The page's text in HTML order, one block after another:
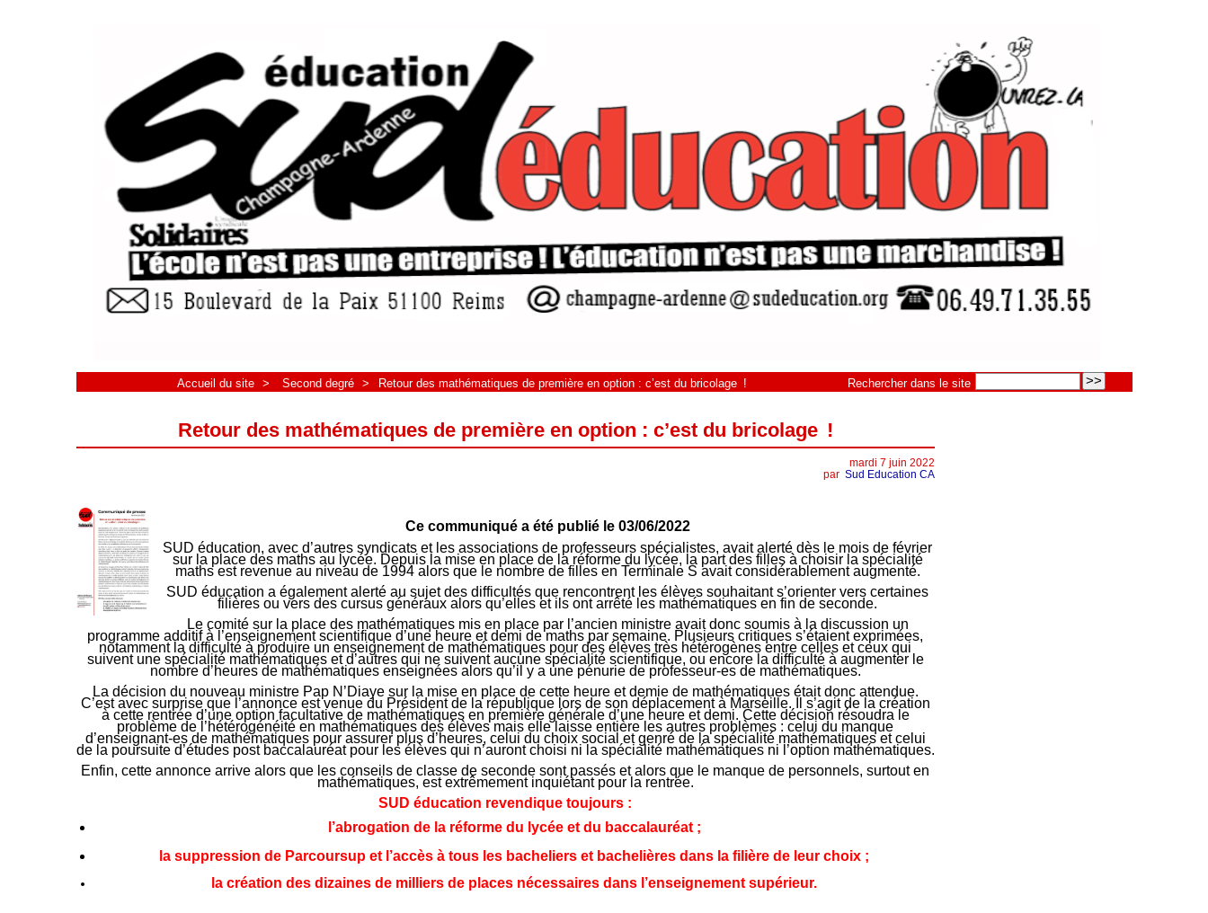
Rechercher dans le site
Accueil du site > Second degré > Retour des mathématiques de première en option : c’est du bricolage !
Retour des mathématiques de première en option : c’est du bricolage !
mardi 7 juin 2022
par Sud Education CA
Ce communiqué a été publié le 03/06/2022
SUD éducation, avec d’autres syndicats et les associations de professeurs spécialistes, avait alerté dès le mois de février
sur la place des maths au lycée. Depuis la mise en place de la réforme du lycée, la part des filles à choisir la spécialité
maths est revenue au niveau de 1994 alors que le nombre de filles en Terminale S avait considérablement augmenté.
SUD éducation a également alerté au sujet des difficultés que rencontrent les élèves souhaitant s’orienter vers certaines
filières ou vers des cursus généraux alors qu’elles et ils ont arrêté les mathématiques en fin de seconde.
Le comité sur la place des mathématiques mis en place par l’ancien ministre avait donc soumis à la discussion un
programme additif à l’enseignement scientifique d’une heure et demi de maths par semaine. Plusieurs critiques s’étaient exprimées,
notamment la difficulté à produire un enseignement de mathématiques pour des élèves très hétérogènes entre celles et ceux qui
suivent une spécialité mathématiques et d’autres qui ne suivent aucune spécialité scientifique, ou encore la difficulté à augmenter le
nombre d’heures de mathématiques enseignées alors qu’il y a une pénurie de professeur-es de mathématiques.
La décision du nouveau ministre Pap N’Diaye sur la mise en place de cette heure et demie de mathématiques était donc attendue.
C’est avec surprise que l’annonce est venue du Président de la république lors de son déplacement à Marseille. Il s’agit de la création
à cette rentrée d’une option facultative de mathématiques en première générale d’une heure et demi. Cette décision résoudra le
problème de l’hétérogénéité en mathématiques des élèves mais elle laisse entière les autres problèmes : celui du manque
d’enseignant-es de mathématiques pour assurer plus d’heures, celui du choix social et genré de la spécialité mathématiques et celui
de la poursuite d’études post baccalauréat pour les élèves qui n’auront choisi ni la spécialité mathématiques ni l’option mathématiques.
Enfin, cette annonce arrive alors que les conseils de classe de seconde sont passés et alors que le manque de personnels, surtout en
mathématiques, est extrêmement inquiétant pour la rentrée.
SUD éducation revendique toujours :
l’abrogation de la réforme du lycée et du baccalauréat ;
la suppression de Parcoursup et l’accès à tous les bacheliers et bachelières dans la filière de leur choix ;
la création des dizaines de milliers de places nécessaires dans l’enseignement supérieur.